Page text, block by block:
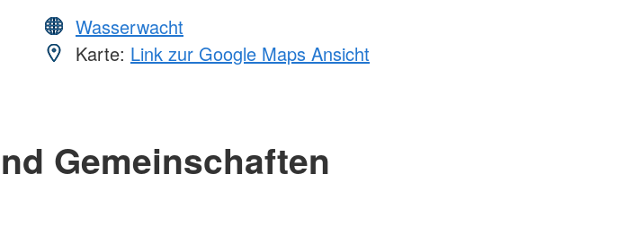
Wasserwacht
Karte: Link zur Google Maps Ansicht
Gemeinschaften